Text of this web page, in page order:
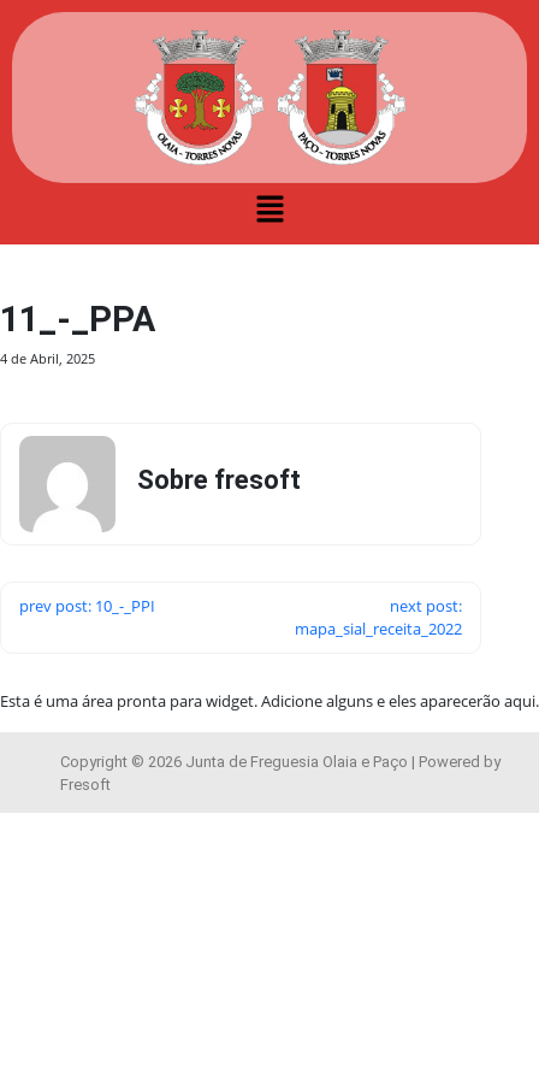
11_-_PPA
4 de Abril, 2025
Sobre fresoft
prev post: 10_-_PPI
next post:
mapa_sial_receita_2022
Esta é uma área pronta para widget. Adicione alguns e eles aparecerão aqui.
Copyright © 2026 Junta de Freguesia Olaia e Paço | Powered by
Fresoft